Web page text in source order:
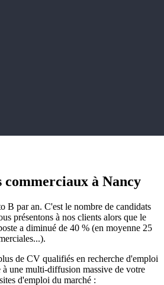
commerciaux à Nancy
B par an. C'est le nombre de candidats
présentons à nos clients alors que le
a diminué de 40 % (en moyenne 25
de CV qualifiés en recherche d'emploi
à une multi-diffusion massive de votre
d'emploi du marché :